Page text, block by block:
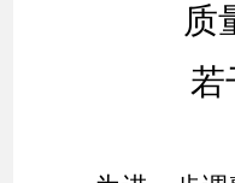
质
若